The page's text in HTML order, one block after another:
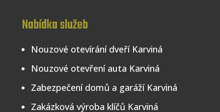
Nabídka služeb
Nouzové otevírání dveří Karviná
Nouzové otevření auta Karviná
Zabezpečení domů a garáží Karviná
Zakázková výroba klíčů Karviná